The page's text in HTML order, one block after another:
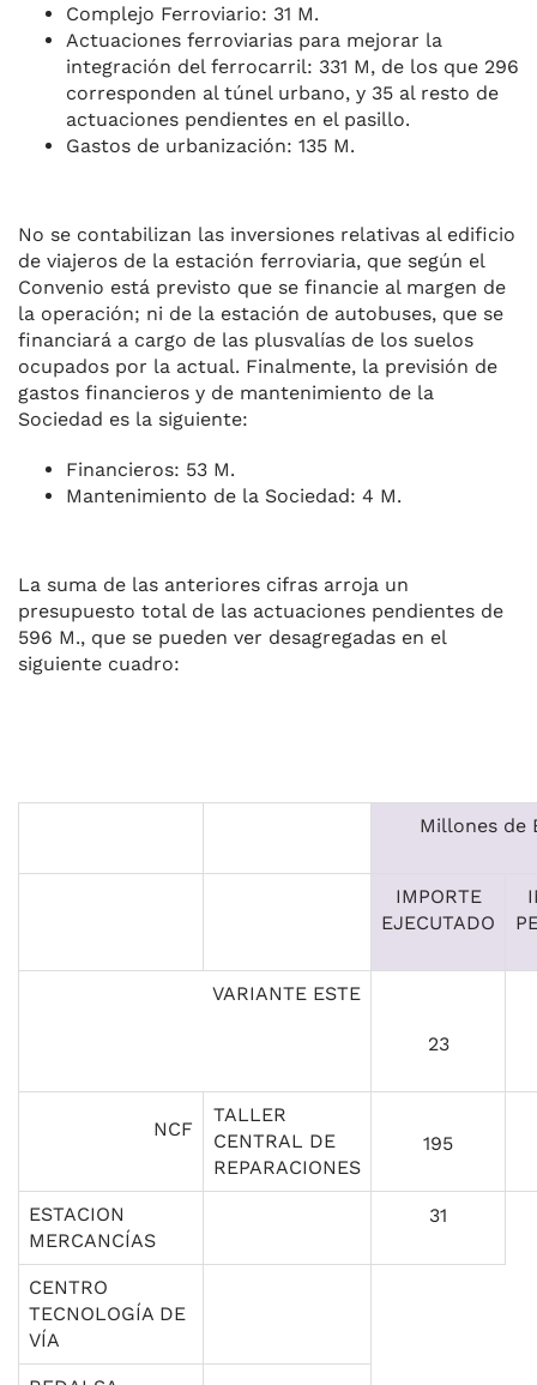
Complejo Ferroviario: 31 M.
Actuaciones ferroviarias para mejorar la
integración del ferrocarril: 331 M, de los que 296
corresponden al túnel urbano, y 35 al resto de
actuaciones pendientes en el pasillo.
Gastos de urbanización: 135 M.
No se contabilizan las inversiones relativas al edificio
de viajeros de la estación ferroviaria, que según el
Convenio está previsto que se financie al margen de
la operación; ni de la estación de autobuses, que se
financiará a cargo de las plusvalías de los suelos
ocupados por la actual. Finalmente, la previsión de
gastos financieros y de mantenimiento de la
Sociedad es la siguiente:
Financieros: 53 M.
Mantenimiento de la Sociedad: 4 M.
La suma de las anteriores cifras arroja un
presupuesto total de las actuaciones pendientes de
596 M., que se pueden ver desagregadas en el
siguiente cuadro:
Millones de
IMPORTE
EJECUTADO
VARIANTE ESTE
23
NCF
TALLER
CENTRAL DE
REPARACIONES
195
ESTACION
MERCANCÍAS
31
CENTRO
TECNOLOGÍA DE
VÍA